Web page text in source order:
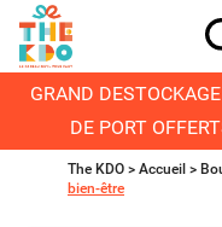
GRAND
DE PORT
The KDO > Accueil >
bien-être